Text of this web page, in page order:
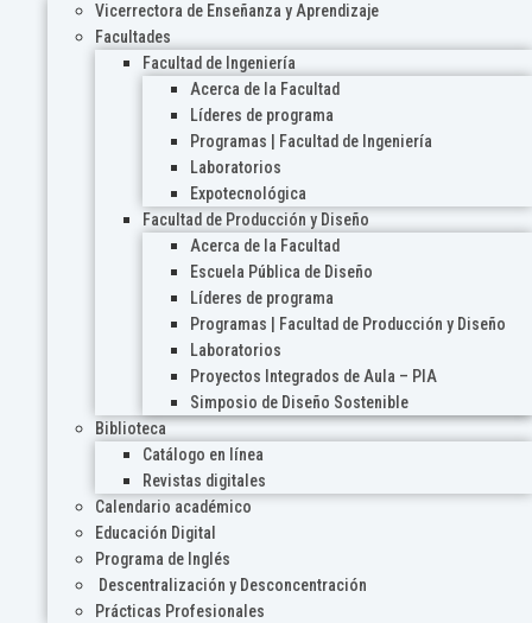
Vicerrectora de Enseñanza y Aprendizaje
Facultades
Facultad de Ingeniería
Acerca de la Facultad
Líderes de programa
Programas | Facultad de Ingeniería
Laboratorios
Expotecnológica
Facultad de Producción y Diseño
Acerca de la Facultad
Escuela Pública de Diseño
Líderes de programa
Programas | Facultad de Producción y Diseño
Laboratorios
Proyectos Integrados de Aula – PIA
Simposio de Diseño Sostenible
Biblioteca
Catálogo en línea
Revistas digitales
Calendario académico
Educación Digital
Programa de Inglés
Descentralización y Desconcentración
Prácticas Profesionales